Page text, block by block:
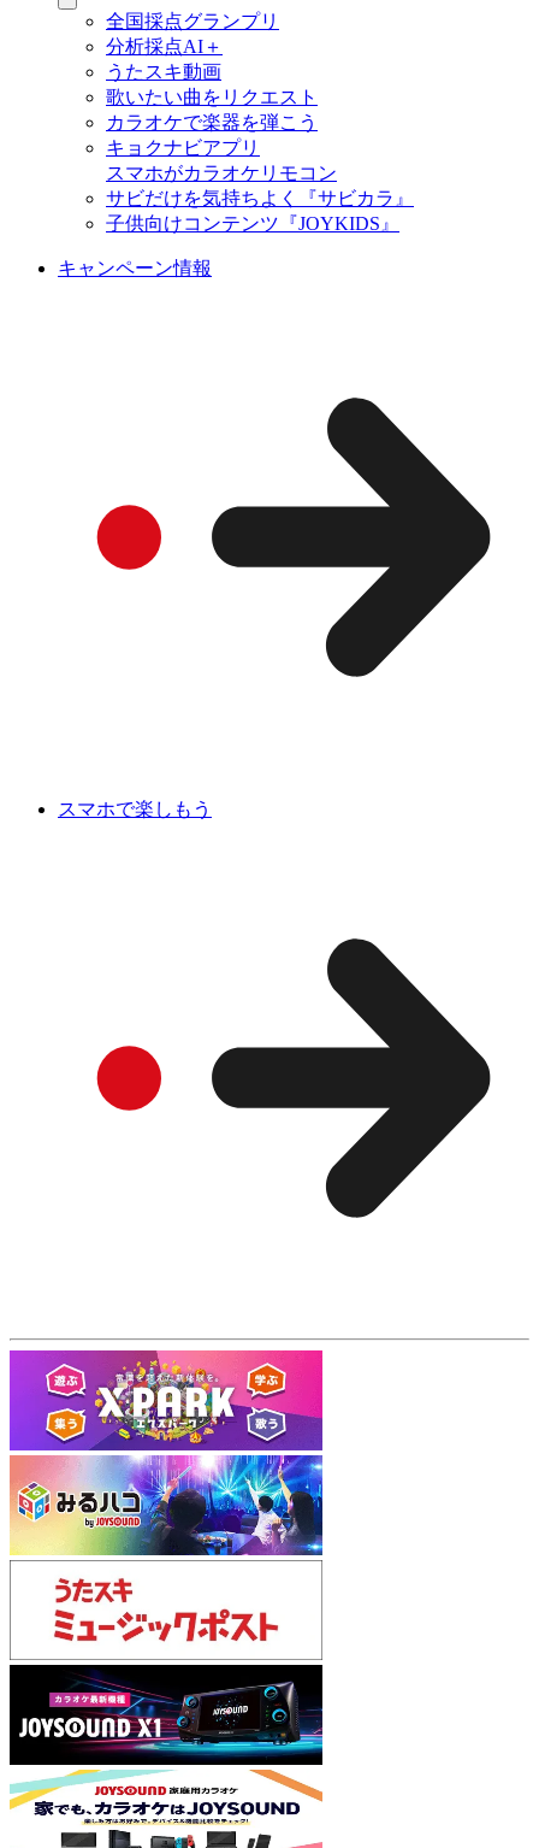
全国採点グランプリ
分析採点AI＋
うたスキ動画
歌いたい曲をリクエスト
カラオケで楽器を弾こう
キョクナビアプリ
スマホがカラオケリモコン
サビだけを気持ちよく『サビカラ』
子供向けコンテンツ『JOYKIDS』
キャンペーン情報
スマホで楽しもう